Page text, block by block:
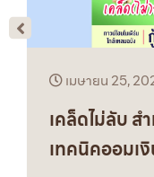
เมษายน 25,
เคล็ดไม่ลับ
เทคนิคออมเ